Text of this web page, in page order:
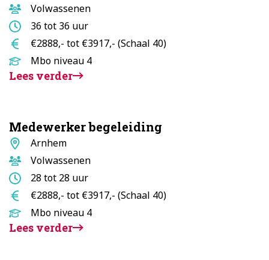
Doelgroep
Volwassenen
Aantal
uur
36 tot 36 uur
Salaris€2888,- tot €3917,- (Schaal 40)
Opleidingsniveau
Mbo niveau 4
Lees verder
Medewerker begeleiding
Standplaats
Arnhem
Doelgroep
Volwassenen
Aantal
uur
28 tot 28 uur
Salaris€2888,- tot €3917,- (Schaal 40)
Opleidingsniveau
Mbo niveau 4
Lees verder